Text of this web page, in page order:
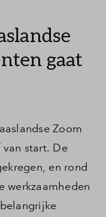
gaat
Zoom
start. De
en rond
werkzaamheden